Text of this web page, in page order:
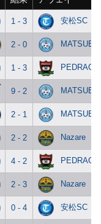
1 - 3 安松SC
2 - 0 MATSUE
1 - 3
9 - 2 MATSUE
2 - 1 MATSUE
2 - 2 Nazare
4 - 2
2 - 3 Nazare
0 - 4 安松SC